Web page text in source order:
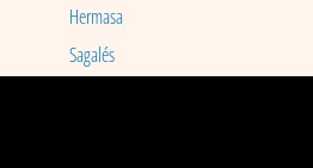
Hermasa
Sagalés